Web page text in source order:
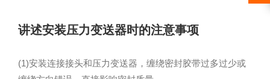
讲述安装压力变送器时的注意事项
(1)安装连接接头和压力变送器，缠绕密封胶带过多过少或